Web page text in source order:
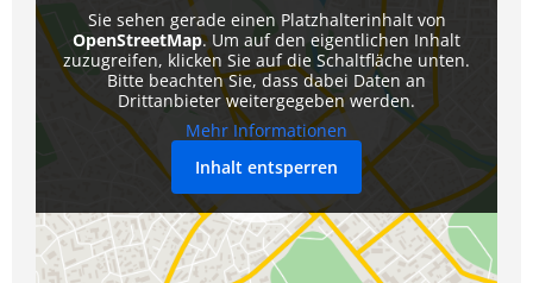
Sie sehen gerade einen Platzhalterinhalt von
OpenStreetMap. Um auf den eigentlichen Inhalt
zuzugreifen, klicken Sie auf die Schaltfläche unten.
Bitte beachten Sie, dass dabei Daten an
Drittanbieter weitergegeben werden.
Mehr Informationen
Inhalt entsperren